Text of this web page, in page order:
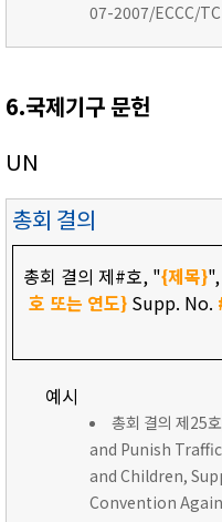
07-2007/ECCC/
6.국제기구 문헌
UN
총회 결의
총회 결의 제#호, "{제목}
호 또는 연도}Supp. No.
예시
총회 결의 제
and Punish
and Children,
Convention